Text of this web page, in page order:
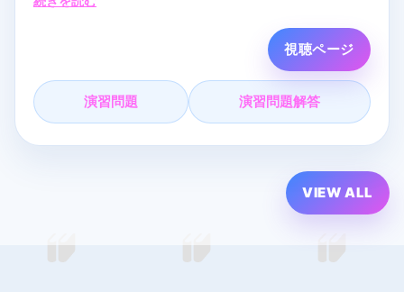
自宅から参加できるオンライン塾です。
詳細・お申し込みはこちら
LIVE配信なら質問はコメント欄へ！配信中になるべく
#大学受験数学 #夏期講習
#共通
視聴ページ
演習問題 演習問題解答
VIEW ALL